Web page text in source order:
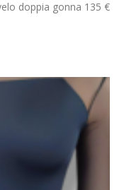
doppia gonna 135 €